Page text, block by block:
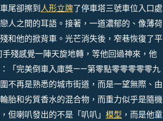
尾卻擦到人形立牌了停車塔三號車位入口處
人之間的耳語。接著，一道濃郁的、像薄荷
和他的掀背車。光芒消失後，窄巷恢復了平
殘感覺一陣天旋地轉，等他回過神來，他
「完美倒車入庫獎——第零點零零零零零九
不再是熟悉的城市街道，而是一望無際、由
胎和劣質香水的混合物，而重力似乎是隨機
但喇叭發出的不是「叭叭」 模型 ，而是他童